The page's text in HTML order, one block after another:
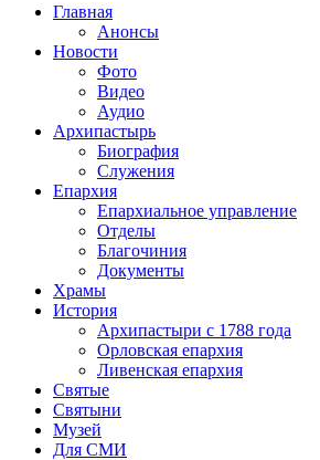
Главная
Анонсы
Новости
Фото
Видео
Аудио
Архипастырь
Биография
Служения
Епархия
Епархиальное управление
Отделы
Благочиния
Документы
Храмы
История
Архипастыри с 1788 года
Орловская епархия
Ливенская епархия
Святые
Святыни
Музей
Для СМИ